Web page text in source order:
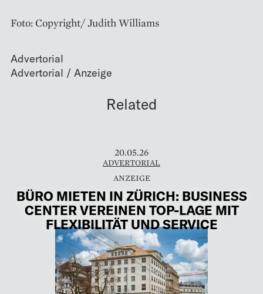
Foto: Copyright/ Judith Williams
Advertorial
Related
20.05.26
ADVERTORIAL
BÜRO MIETEN IN ZÜRICH: BUSINESS
CENTER VEREINEN TOP-LAGE MIT
FLEXIBILITÄT UND SERVICE